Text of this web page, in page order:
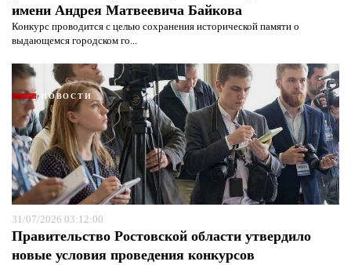
имени Андрея Матвеевича Байкова
Конкурс проводится с целью сохранения исторической памяти о
выдающемся городском го...
НОВОСТИ
31/07/2026 03:12:00
Правительство Ростовской области утвердило
новые условия проведения конкурсов